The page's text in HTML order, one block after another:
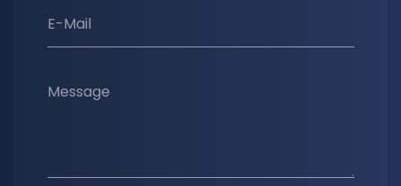
E-Mail
Message